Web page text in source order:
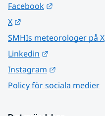
Facebook
X
SMHIs meteorologer på X
Linkedin
Instagram
Policy för sociala medier